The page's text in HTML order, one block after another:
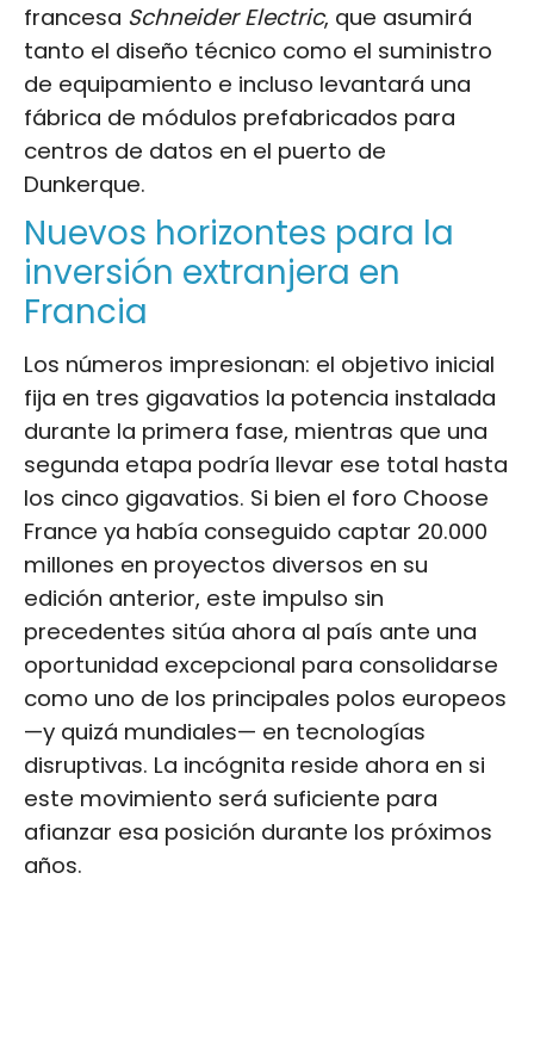
francesa Schneider Electric, que asumirá
tanto el diseño técnico como el suministro
de equipamiento e incluso levantará una
fábrica de módulos prefabricados para
centros de datos en el puerto de
Dunkerque.
Nuevos horizontes para la
inversión extranjera en
Francia
Los números impresionan: el objetivo inicial
fija en tres gigavatios la potencia instalada
durante la primera fase, mientras que una
segunda etapa podría llevar ese total hasta
los cinco gigavatios. Si bien el foro Choose
France ya había conseguido captar 20.000
millones en proyectos diversos en su
edición anterior, este impulso sin
precedentes sitúa ahora al país ante una
oportunidad excepcional para consolidarse
como uno de los principales polos europeos
—y quizá mundiales— en tecnologías
disruptivas. La incógnita reside ahora en si
este movimiento será suficiente para
afianzar esa posición durante los próximos
años.